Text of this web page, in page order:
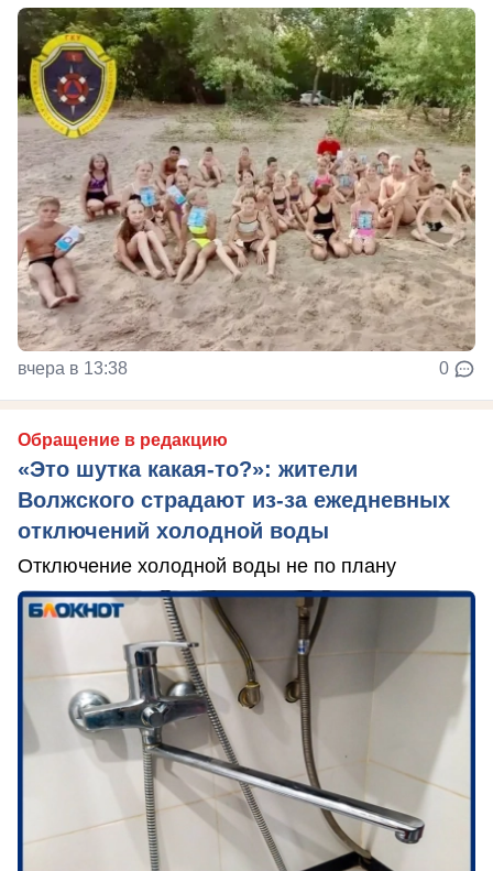
вчера в 13:38 0
Обращение в редакцию
«Это шутка какая-то?»: жители
Волжского страдают из‑за ежедневных
отключений холодной воды
Отключение холодной воды не по плану